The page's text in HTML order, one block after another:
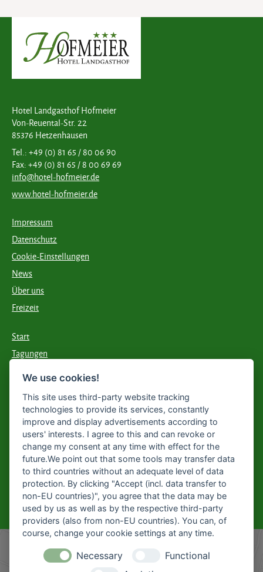
Hotel Landgasthof Hofmeier
Von-Reuental-Str. 22
85376 Hetzenhausen
Tel.: +49 (0) 81 65 / 80 06 90
Fax: +49 (0) 81 65 / 8 00 69 69
info@hotel-hofmeier.de
www.hotel-hofmeier.de
Impressum
Datenschutz
Cookie-Einstellungen
News
Über uns
Freizeit
Start
Tagungen
KARRIERE BEI
HOFMEIER?
Hier geht's zu unseren aktuellen
Stellenangeboten
Aktuelle Stellenangebote
We use cookies!
This site uses third-party website tracking
technologies to provide its services, constantly
improve and display advertisements according to
users' interests. I agree to this and can revoke or
change my consent at any time with effect for the
future.We point out that some tools may transfer data
to third countries without an adequate level of data
protection. By clicking "Accept (incl. data transfer to
non-EU countries)", you agree that the data may be
used by us as well as by the respective third-party
providers (also from non-EU countries). You can, of
course, change your cookie settings at any time.
Necessary
Functional